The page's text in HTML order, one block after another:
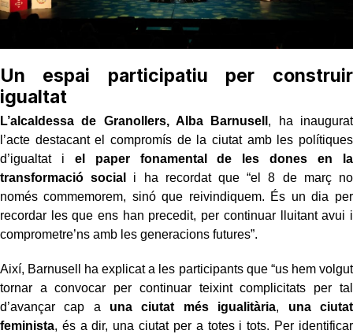
Un espai participatiu per construir
igualtat
L’alcaldessa de Granollers, Alba Barnusell , ha inaugurat
l’acte destacant el compromís de la ciutat amb les polítiques
d’igualtat i el paper fonamental de les dones en la
transformació social
i ha recordat que “el 8 de març no
només commemorem, sinó que reivindiquem. És un dia per
recordar les que ens han precedit, per continuar lluitant avui i
comprometre’ns amb les generacions futures”.
Així, Barnusell ha explicat a les participants que “us hem volgut
tornar a convocar per continuar teixint complicitats per tal
d’avançar cap a una ciutat més igualitària, una ciutat
feminista, és a dir, una ciutat per a totes i tots. Per identificar